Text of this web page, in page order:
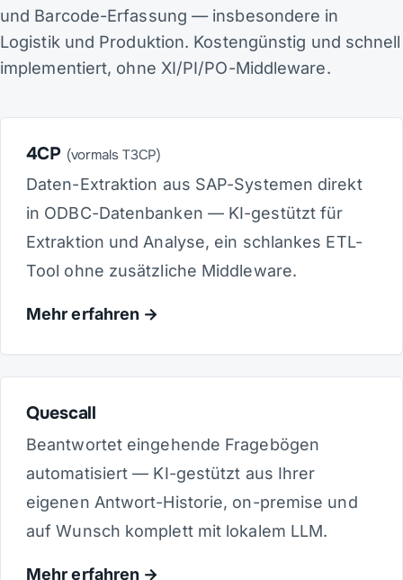
und Barcode-Erfassung — insbesondere in
Logistik und Produktion. Kostengünstig und schnell
implementiert, ohne XI/PI/PO-Middleware.
4CP (vormals T3CP)
Daten-Extraktion aus SAP-Systemen direkt
in ODBC-Datenbanken — KI-gestützt für
Extraktion und Analyse, ein schlankes ETL-
Tool ohne zusätzliche Middleware.
Mehr erfahren
Quescall
Beantwortet eingehende Fragebögen
automatisiert — KI-gestützt aus Ihrer
eigenen Antwort-Historie, on-premise und
auf Wunsch komplett mit lokalem LLM.
Mehr erfahren